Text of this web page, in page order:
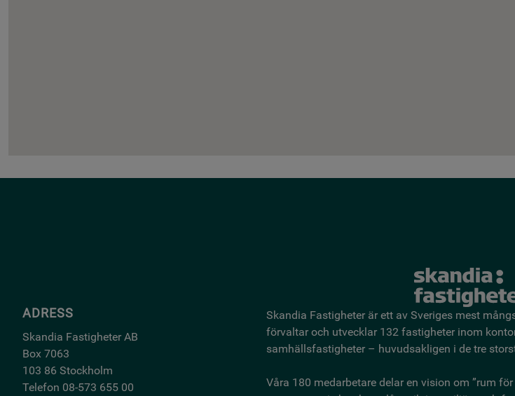
ADRESS
Skandia Fastigheter AB
Box 7063
103 86 Stockholm
Telefon 08-573 655 00
Skandia Fastigheter är ett av Sveriges mest
förvaltar och utvecklar 132 fastigheter inom
samhällsfastigheter – huvudsakligen i de tre
Våra 180 medarbetare delar en vision om ”rum